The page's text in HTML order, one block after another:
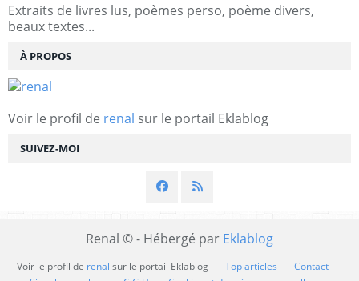
SUIVEZ-MOI
Extraits de livres lus, poèmes perso, poème divers,
beaux textes...
À PROPOS
Voir le profil de renal sur le portail Eklablog
Renal © - Hébergé par Eklablog
Voir le profil de renal sur le portail Eklablog Top articles
Contact